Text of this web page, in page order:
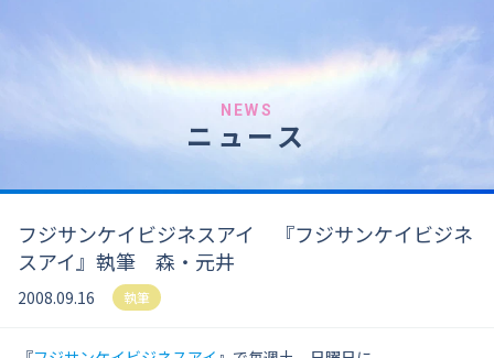
NEWS
ニュース
フジサンケイビジネスアイ 『フジサンケイビジネ
スアイ』執筆 森・元井
2008.09.16 執筆